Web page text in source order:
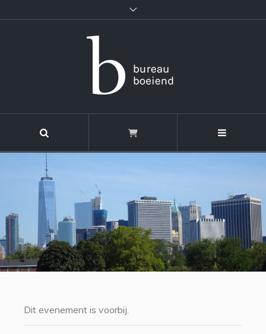
Dit evenement is voorbij.